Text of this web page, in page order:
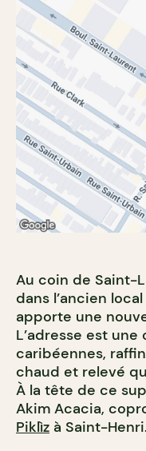
Au coin de Saint-
dans l’ancien
apporte une
L’adresse est
caribéennes,
chaud et relevé
À la tête de ce
Akim Acacia,
Piklìz à Saint-Henri.